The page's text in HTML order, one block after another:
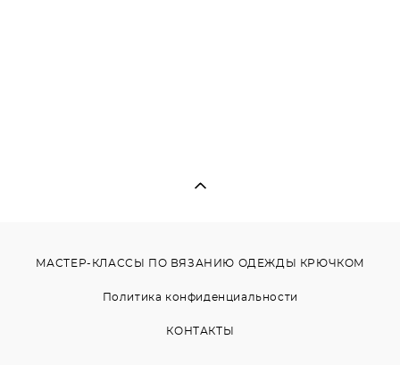
МАСТЕР-КЛАССЫ ПО ВЯЗАНИЮ ОДЕЖДЫ КРЮЧКОМ
Политика конфиденциальности
КОНТАКТЫ